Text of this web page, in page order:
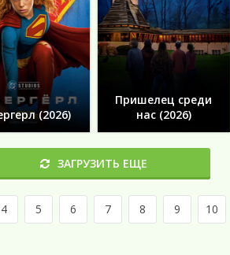
(2026)
Пришелец среди
нас (2026)
ЗАГРУЗИТЬ ЕЩЕ
4 5 6 7 8 9 10